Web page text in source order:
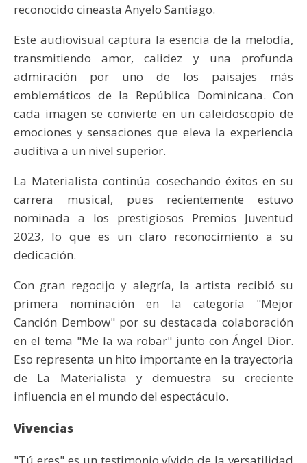
reconocido cineasta Anyelo Santiago.
Este audiovisual captura la esencia de la melodía,
transmitiendo amor, calidez y una profunda
admiración por uno de los paisajes más
emblemáticos de la República Dominicana. Con
cada imagen se convierte en un caleidoscopio de
emociones y sensaciones que eleva la experiencia
auditiva a un nivel superior.
La Materialista continúa cosechando éxitos en su
carrera musical, pues recientemente estuvo
nominada a los prestigiosos Premios Juventud
2023, lo que es un claro reconocimiento a su
dedicación.
Con gran regocijo y alegría, la artista recibió su
primera nominación en la categoría "Mejor
Canción Dembow" por su destacada colaboración
en el tema "Me la wa robar" junto con Ángel Dior.
Eso representa un hito importante en la trayectoria
de La Materialista y demuestra su creciente
influencia en el mundo del espectáculo.
Vivencias